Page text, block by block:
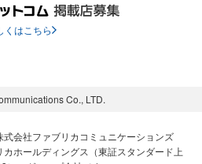
くはこちら
Co., LTD.
式会社ファブリカコミュニケーションズ
ホールディングス（東証スタンダード上